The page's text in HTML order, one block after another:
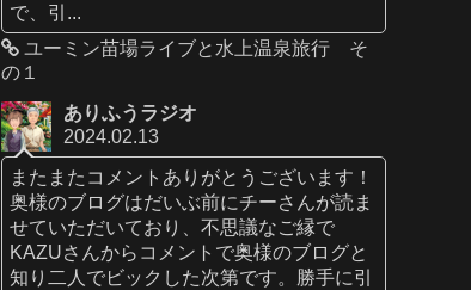
で、引...
ユーミン苗場ライブと水上温泉旅行 そ
の１
ありふうラジオ
2024.02.13
またまたコメントありがとうございます！
奥様のブログはだいぶ前にチーさんが読ま
せていただいており、不思議なご縁で
KAZUさんからコメントで奥様のブログと
知り二人でビックした次第です。勝手に引